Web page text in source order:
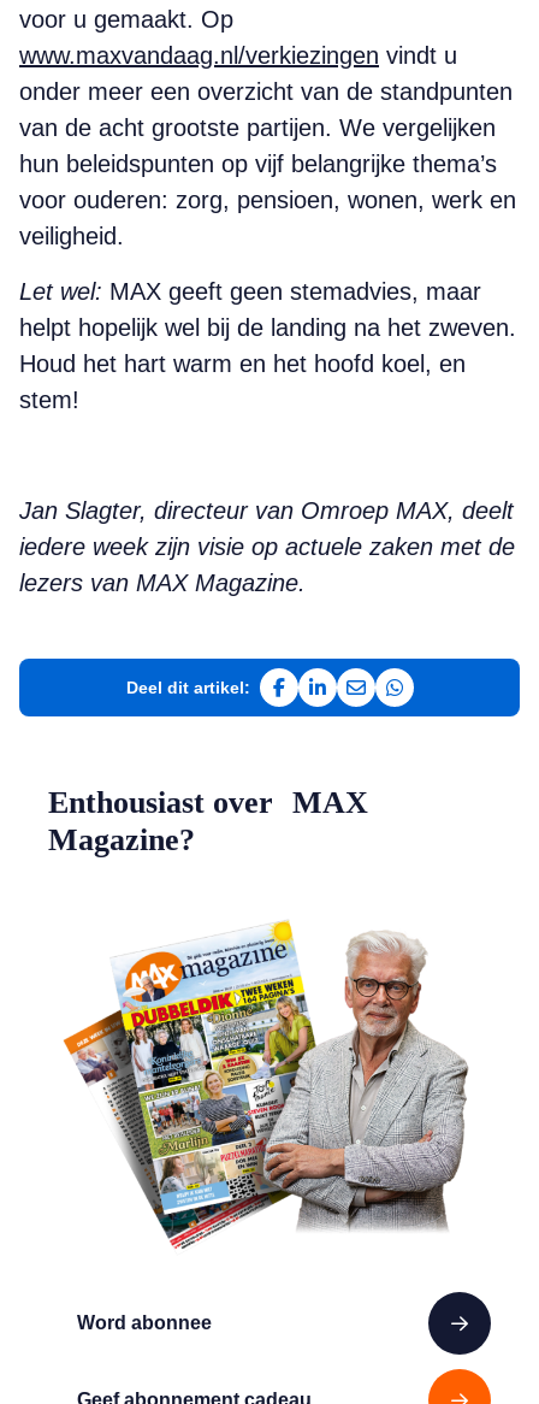
voor u gemaakt. Op
www.maxvandaag.nl/verkiezingen vindt u
onder meer een overzicht van de standpunten
van de acht grootste partijen. We vergelijken
hun beleidspunten op vijf belangrijke thema’s
voor ouderen: zorg, pensioen, wonen, werk en
veiligheid.
Let wel: MAX geeft geen stemadvies, maar
helpt hopelijk wel bij de landing na het zweven.
Houd het hart warm en het hoofd koel, en
stem!
Jan Slagter, directeur van Omroep MAX, deelt
iedere week zijn visie op actuele zaken met de
lezers van MAX Magazine.
Deel dit artikel:
Deel op Facebook
Deel op LinkedIn
Deel via e-mail
Deel via
Word abonnee
Geef abonnement cadeau
Enthousiast over MAX
Magazine?